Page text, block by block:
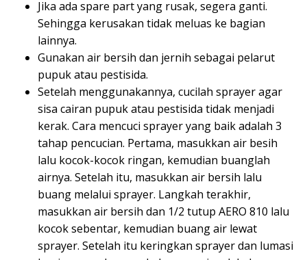
Jika ada spare part yang rusak, segera ganti.
Sehingga kerusakan tidak meluas ke bagian
lainnya.
Gunakan air bersih dan jernih sebagai pelarut
pupuk atau pestisida.
Setelah menggunakannya, cucilah sprayer agar
sisa cairan pupuk atau pestisida tidak menjadi
kerak. Cara mencuci sprayer yang baik adalah 3
tahap pencucian. Pertama, masukkan air besih
lalu kocok-kocok ringan, kemudian buanglah
airnya. Setelah itu, masukkan air bersih lalu
buang melalui sprayer. Langkah terakhir,
masukkan air bersih dan 1/2 tutup AERO 810 lalu
kocok sebentar, kemudian buang air lewat
sprayer. Setelah itu keringkan sprayer dan lumasi